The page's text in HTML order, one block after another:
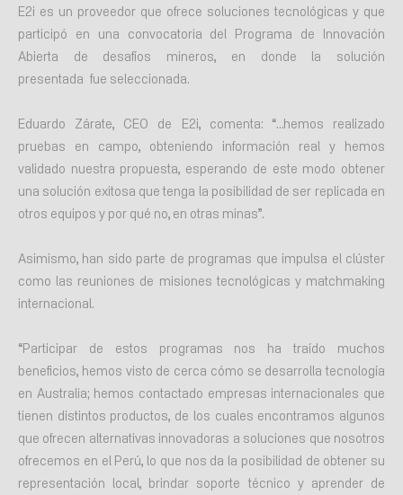
E2i es un proveedor que ofrece soluciones tecnológicas y que
participó en una convocatoria del Programa de Innovación
Abierta de desafíos mineros, en donde la solución
presentada fue seleccionada.
Eduardo Zárate, CEO de E2i, comenta: “…hemos realizado
pruebas en campo, obteniendo información real y hemos
validado nuestra propuesta, esperando de este modo obtener
una solución exitosa que tenga la posibilidad de ser replicada en
otros equipos y por qué no, en otras minas”.
Asimismo, han sido parte de programas que impulsa el clúster
como las reuniones de misiones tecnológicas y matchmaking
internacional.
“Participar de estos programas nos ha traído muchos
beneficios, hemos visto de cerca cómo se desarrolla tecnología
en Australia; hemos contactado empresas internacionales que
tienen distintos productos, de los cuales encontramos algunos
que ofrecen alternativas innovadoras a soluciones que nosotros
ofrecemos en el Perú, lo que nos da la posibilidad de obtener su
representación local, brindar soporte técnico y aprender de